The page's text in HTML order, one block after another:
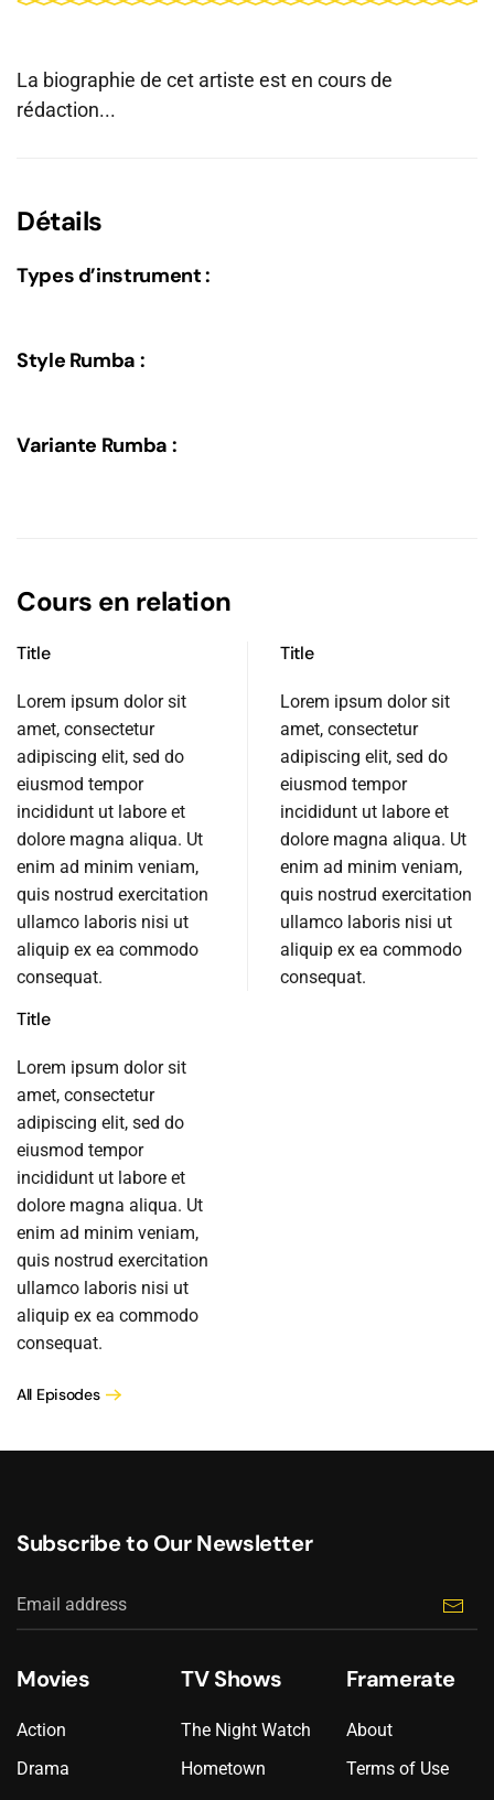
La biographie de cet artiste est en cours de
rédaction...
Détails
Types d’instrument :
Style Rumba :
Variante Rumba :
Cours en relation
Title
Lorem ipsum dolor sit
amet, consectetur
adipiscing elit, sed do
eiusmod tempor
incididunt ut labore et
dolore magna aliqua. Ut
enim ad minim veniam,
quis nostrud exercitation
ullamco laboris nisi ut
aliquip ex ea commodo
consequat.
Title
Lorem ipsum dolor sit
amet, consectetur
adipiscing elit, sed do
eiusmod tempor
incididunt ut labore et
dolore magna aliqua. Ut
enim ad minim veniam,
quis nostrud exercitation
ullamco laboris nisi ut
aliquip ex ea commodo
consequat.
Title
Lorem ipsum dolor sit
amet, consectetur
adipiscing elit, sed do
eiusmod tempor
incididunt ut labore et
dolore magna aliqua. Ut
enim ad minim veniam,
quis nostrud exercitation
ullamco laboris nisi ut
aliquip ex ea commodo
consequat.
All Episodes
Subscribe to Our Newsletter
Movies
Action
Drama
TV Shows
The Night Watch
Hometown
Framerate
About
Terms of Use